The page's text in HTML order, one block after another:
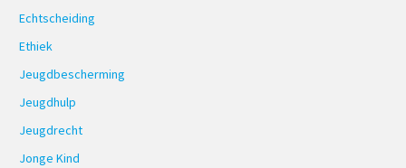
Echtscheiding
Ethiek
Jeugdbescherming
Jeugdhulp
Jeugdrecht
Jonge Kind